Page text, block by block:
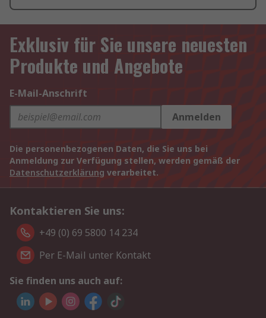
Exklusiv für Sie unsere neuesten
Produkte und Angebote
E-Mail-Anschrift
Anmelden
Die personenbezogenen Daten, die Sie uns bei
Anmeldung zur Verfügung stellen, werden gemäß der
Datenschutzerklärung verarbeitet.
Kontaktieren Sie uns:
+49 (0) 69 5800 14 234
Per E-Mail unter Kontakt
Sie finden uns auch auf: